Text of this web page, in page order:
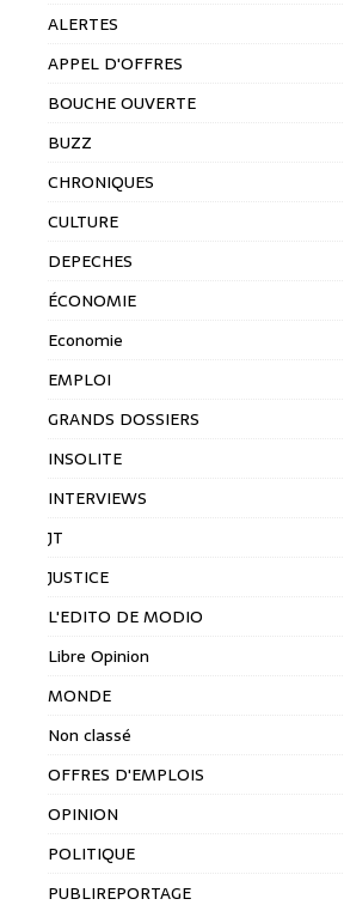
ALERTES
APPEL D'OFFRES
BOUCHE OUVERTE
BUZZ
CHRONIQUES
CULTURE
DEPECHES
ÉCONOMIE
Economie
EMPLOI
GRANDS DOSSIERS
INSOLITE
INTERVIEWS
JT
JUSTICE
L'EDITO DE MODIO
Libre Opinion
MONDE
Non classé
OFFRES D'EMPLOIS
OPINION
POLITIQUE
PUBLIREPORTAGE